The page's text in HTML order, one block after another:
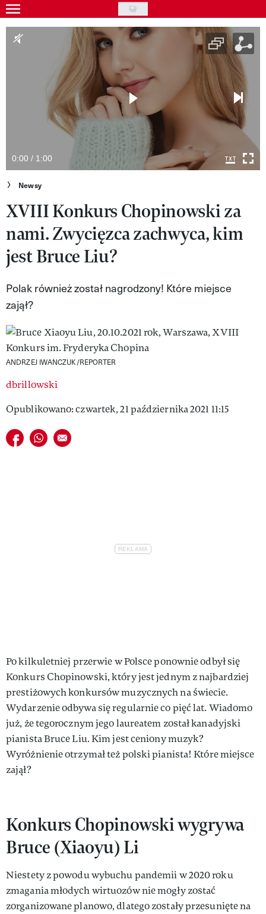
Skip
to
main
Gwiazdy
Kultura
Wideo
Nasze akcje
VIVA!ART
VIVA!MODA
VIVA!MAN
VIVA!PEOPLE POWER
MAGAZYN VIVA!
0:00 / 1:00
Newsy
XVIII Konkurs Chopinowski za
nami. Zwycięzca zachwyca, kim
jest Bruce Liu?
Polak również został nagrodzony! Które miejsce
zajął?
ANDRZEJ IWANCZUK/REPORTER
dbrillowski
Opublikowano: czwartek, 21 października 2021 11:15
Udostępnij na facebook
Udostępnij na whatsapp
E-mail do przyjaciela
Po kilkuletniej przerwie w Polsce ponownie odbył się
Konkurs Chopinowski, który jest jednym z najbardziej
prestiżowych konkursów muzycznych na świecie.
Wydarzenie odbywa się regularnie co pięć lat. Wiadomo
już, że tegorocznym jego laureatem został kanadyjski
pianista Bruce Liu. Kim jest ceniony muzyk?
Wyróżnienie otrzymał też polski pianista! Które miejsce
zajął?
Konkurs Chopinowski wygrywa
Bruce (Xiaoyu) Li
Niestety z powodu wybuchu pandemii w 2020 roku
zmagania młodych wirtuozów nie mogły zostać
zorganizowane planowo, dlatego zostały przesunięte na